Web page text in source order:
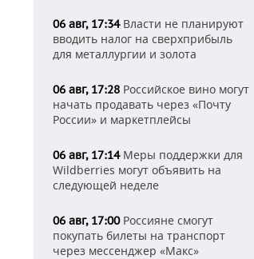
06 авг, 17:34Власти не планируют
вводить налог на сверхприбыль
для металлургии и золота
06 авг, 17:28 Российское вино могут
начать продавать через «Почту
России» и маркетплейсы
06 авг, 17:14Меры поддержки для
Wildberries могут объявить на
следующей неделе
06 авг, 17:00Россияне смогут
покупать билеты на транспорт
через мессенджер «Макс»